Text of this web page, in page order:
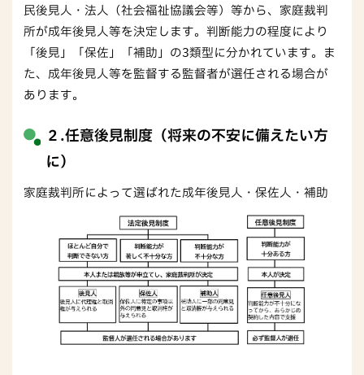
民後見人・法人（社会福祉協議会等）等から、家庭裁判
所が成年後見人等を決定します。判断能力の程度により
「後見」「保佐」「補助」の3類型に分かれています。ま
た、成年後見人等を監督する監督者が選任される場合が
あります。
２.任意後見制度（将来の不安に備えたい方
に）
家庭裁判所によって選ばれた成年後見人・保佐人・補助